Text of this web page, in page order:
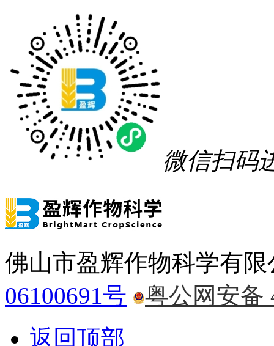
微信扫码
佛山市盈辉作物科学有
06100691号
粤公网安备
返回顶部